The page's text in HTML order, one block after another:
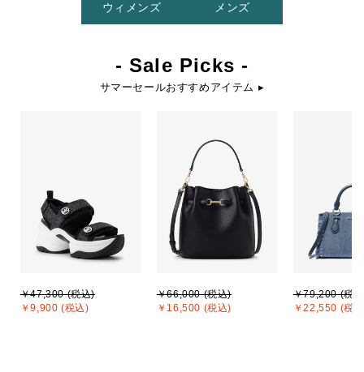
ウィメンズ メンズ
- Sale Picks -
サマーセールおすすめアイテム ▸
￥47,300 (税込)
￥9,900 (税込)
￥66,000 (税込)
￥16,500 (税込)
￥79,200 (税
￥22,550 (税